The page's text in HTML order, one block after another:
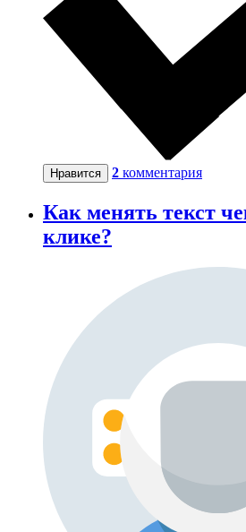
Нравится 2 комментария
Как менять текст
клике?